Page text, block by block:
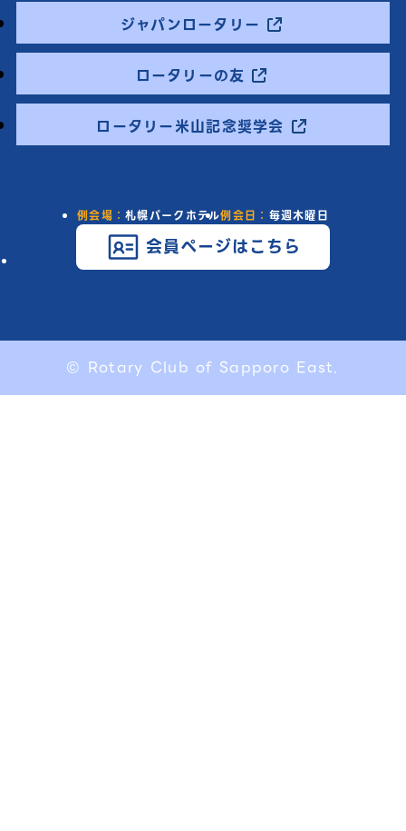
ジャパンロータリー
ロータリーの友
ロータリー米山記念奨学会
例会場：札幌パークホテル例会日： 毎週木曜日
会員ページはこちら
© Rotary Club of Sapporo East.